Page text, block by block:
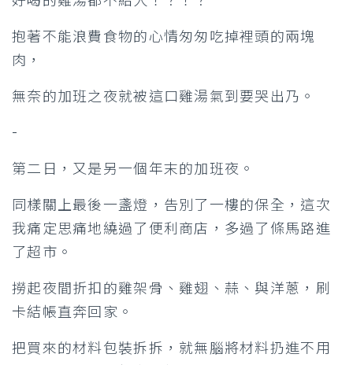
抱著不能浪費食物的心情匆匆吃掉裡頭的兩塊
肉，
無奈的加班之夜就被這口雞湯氣到要哭出乃。
-
第二日，又是另一個年末的加班夜。
同樣關上最後一盞燈，告別了一樓的保全，這次
我痛定思痛地繞過了便利商店，多過了條馬路進
了超市。
撈起夜間折扣的雞架骨、雞翅、蒜、與洋蔥，刷
卡結帳直奔回家。
把買來的材料包裝拆拆，就無腦將材料扔進不用